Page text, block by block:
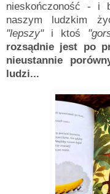
nieskończoność - i
naszym ludzkim
"lepszy"i ktoś
rozsądnie jest po
nieustannie
ludzi...